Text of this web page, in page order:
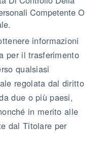
Competente O
informazioni
per il trasferimento
qualsiasi
regolata dal diritto
due o più paesi,
in merito alle
dal Titolare per